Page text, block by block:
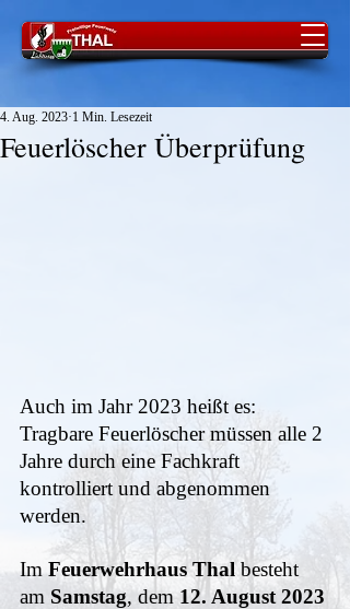
Feuerlöscher Überprüfung
4. Aug. 2023 1 Min. Lesezeit
Auch im Jahr 2023 heißt es:
Tragbare Feuerlöscher müssen alle 2
Jahre durch eine Fachkraft
kontrolliert und abgenommen
werden.
Im Feuerwehrhaus Thal besteht
am Samstag, dem 12. August 2023